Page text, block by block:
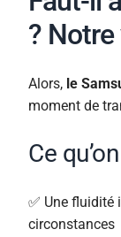
?
Alors, le
moment de
Ce
✅ Une fluidité
circonstances